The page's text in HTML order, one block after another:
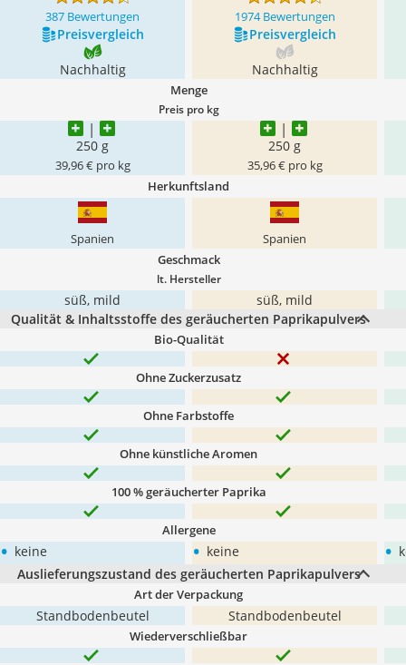
387 Bewertungen 1974 Bewertungen
Preis­vergleich Preis­vergleich
Nachhaltig Nachhaltig
Menge
Preis pro kg
250 g
39,96 € pro kg
250 g
35,96 € pro kg
Herkunftsland
Spanien Spanien
Geschmack
lt. Hersteller
süß, mild
süß, mild
Qualität & Inhaltsstoffe des geräucherten Paprikapulvers
Bio-Qualität
Ohne Zuckerzusatz
Ohne Farbstoffe
Ohne künstliche Aromen
100 % geräucherter Paprika
Allergene
• keine • keine •
Auslieferungszustand des geräucherten Paprikapulvers
Art der Verpackung
Standbodenbeutel Standbodenbeutel
Wiederverschließbar